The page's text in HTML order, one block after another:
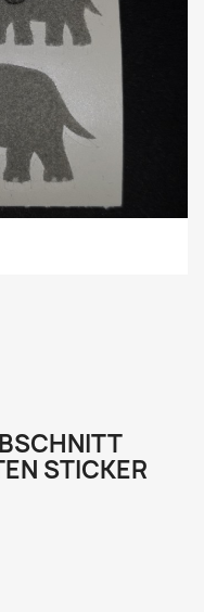
STICKER